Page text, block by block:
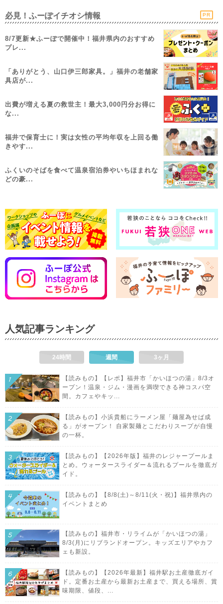
必見！ふーぽイチオシ情報 PR
8/7更新★ふーぽで開催中！福井県内のおすすめ
プレ...
「ありがとう、山口伊三郎家具。」福井の老舗家
具店が...
出費が増える夏の救世主！最大3,000円分お得に
な...
福井で保育士に！実は女性の平均年収を上回る働
きやす...
ふくいのそばを食べて温泉宿泊券やいちほまれな
どの豪...
人気記事ランキング
24時間 週間 3ヶ月
【読みもの】【レポ】福井市「かいほつの湯」8/3オ
ープン！温泉・ジム・漫画を満喫できる神コスパ空
間。カフェやキッ...
【読みもの】小浜貴船にラーメン屋「麺屋為せば成
る」がオープン！ 自家製麺とこだわりスープが自慢
の一杯。
【読みもの】【2026年版】福井のレジャープールま
とめ。ウォータースライダー＆流れるプールを徹底ガ
イド。
【読みもの】【8/8(土)～8/11(火・祝)】福井県内の
イベントまとめ
【読みもの】福井市・リライムが「かいほつの湯」
8/3(月)にリブランドオープン。キッズエリアやカフ
ェも新設。
【読みもの】【2026年最新】福井駅お土産徹底ガイ
ド。定番お土産から最新お土産まで、買える場所、賞
味期限、値段、...